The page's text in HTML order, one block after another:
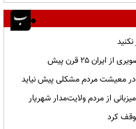
در معیشت مردم مشکلی پیش نیاید
کرد